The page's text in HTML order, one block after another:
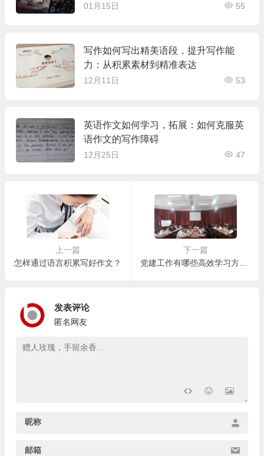
01月15日 55
写作如何写出精美语段，提升写作能
力：从积累素材到精准表达
12月11日 53
英语作文如何学习，拓展：如何克服英
语作文的写作障碍
12月25日 47
上一篇
怎样通过语言积累写好作文？
下一篇
党建工作有哪些高效学习方法？
发表评论
匿名网友
昵称
邮箱